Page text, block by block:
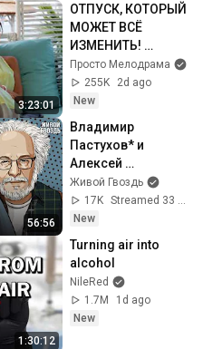
3:23:01
ОТПУСК, КОТОРЫЙ
МОЖЕТ ВСЁ
ИЗМЕНИТЬ!
Курортный роман.
Все серии
Просто Мелодрама
255K
2d ago
New
56:56
Владимир
Пастухов* и
Алексей
Венедиктов*.
Пастуховские
четверги / 06.08.26
Живой Гвоздь
17K
New
1:30:12
Turning air into
alcohol
NileRed
1.7M
1d ago
New